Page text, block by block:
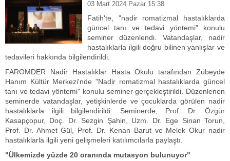
03 Mart 2024 Pazar 15:38
Fatih'te, "nadir romatizmal hastalıklarda
güncel tanı ve tedavi yöntemi" konulu
seminer düzenlendi. Vatandaşlar, nadir
hastalıklarla ilgili doğru bilinen yanlışlar ve
tedavileri hakkında bilgilendirildi.
FAROMDER Nadir Hastalıklar Hasta Okulu tarafından Zübeyde
Hanım Kültür Merkezi'nde "Nadir romatizmal hastalıklarda güncel
tanı ve tedavi yöntemi" konulu seminer gerçekleştirildi. Düzenlenen
seminerde vatandaşlar, yetişkinlerde ve çocuklarda görülen nadir
hastalıklarla ilgili bilgilendirildi. Seminerde, Prof. Dr. Özgür
Kasapçopur, Doç. Dr. Sezgin Şahin, Uzm. Dr. Ege Sinan Torun,
Prof. Dr. Ahmet Gül, Prof. Dr. Kenan Barut ve Melek Okur nadir
hastalıklarla ilgili yeni gelişmeleri katılımcılarla paylaştı.
"Ülkemizde yüzde 20 oranında mutasyon bulunuyor"